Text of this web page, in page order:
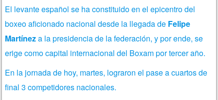
El levante español se ha constituido en el epicentro del
boxeo aficionado nacional desde la llegada de Felipe
Martíneza la presidencia de la federación, y por ende, se
erige como capital internacional del Boxam por tercer año.
En la jornada de hoy, martes, lograron el pase a cuartos de
final 3 competidores nacionales.